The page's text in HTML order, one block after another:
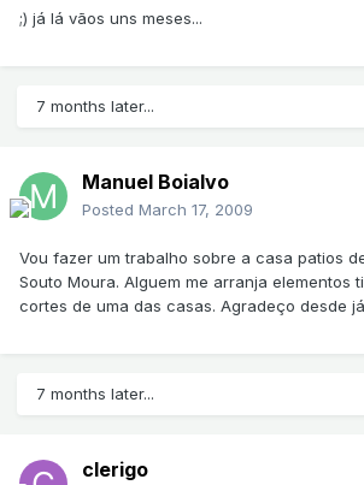
;) já lá vãos uns meses...
7 months later...
Manuel Boialvo
Posted March 17, 2009
Vou fazer um trabalho sobre a casa patios
Souto Moura. Alguem me arranja elementos
cortes de uma das casas. Agradeço desde já
7 months later...
clerigo